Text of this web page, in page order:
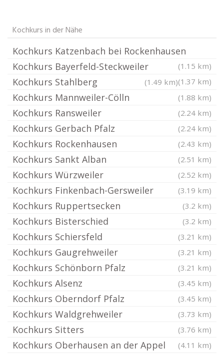
Kochkurs in der Nähe
Kochkurs Katzenbach bei Rockenhausen
(1.15 km)
Kochkurs Bayerfeld-Steckweiler
(1.37 km)
Kochkurs Stahlberg (1.49 km)
Kochkurs Mannweiler-Cölln (1.88 km)
Kochkurs Ransweiler (2.24 km)
Kochkurs Gerbach Pfalz (2.24 km)
Kochkurs Rockenhausen (2.43 km)
Kochkurs Sankt Alban (2.51 km)
Kochkurs Würzweiler (2.52 km)
Kochkurs Finkenbach-Gersweiler (3.19 km)
Kochkurs Ruppertsecken (3.2 km)
Kochkurs Bisterschied (3.2 km)
Kochkurs Schiersfeld (3.21 km)
Kochkurs Gaugrehweiler (3.21 km)
Kochkurs Schönborn Pfalz (3.21 km)
Kochkurs Alsenz (3.45 km)
Kochkurs Oberndorf Pfalz (3.45 km)
Kochkurs Waldgrehweiler (3.73 km)
Kochkurs Sitters (3.76 km)
Kochkurs Oberhausen an der Appel (4.11 km)